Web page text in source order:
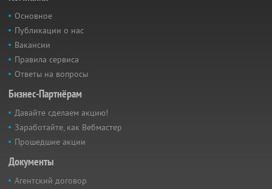
Основное
Публикации о нас
Вакансии
Правила сервиса
Ответы на вопросы
Бизнес-Партнёрам
Давайте сделаем акцию!
Заработайте, как Вебмастер
Прошедшие акции
Документы
Агентский договор